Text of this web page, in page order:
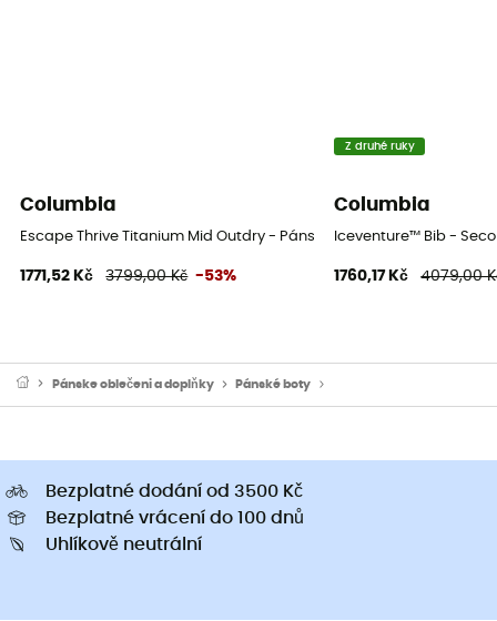
Columbia
Escape Thrive Titanium Mid Outdry - Pánské nízké turistické boty
1771,52 Kč 3799,00 Kč -53%
Z druhé ruky
Columbia
Iceventure™ Bib -
1760,17 Kč 4079,00
Pánske oblečeni a doplňky Pánské boty
Bezplatné dodání od 3500 Kč
Bezplatné vrácení do 100 dnů
Uhlíkově neutrální